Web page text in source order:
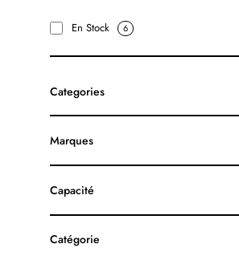
En Stock 6
Categories
Marques
Capacité
Catégorie